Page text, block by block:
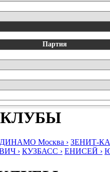
Партия
ДИНАМО Москва › ЗЕНИТ-
› КУЗБАСС › ЕНИСЕЙ ›